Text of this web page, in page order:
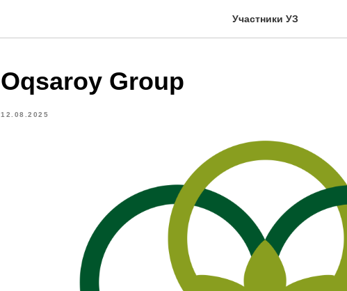
Участники УЗ
Oqsaroy Group
12.08.2025